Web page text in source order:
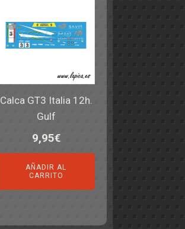
Calca GT3 Italia 12h.
Gulf
9,95€
AÑADIR AL
CARRITO